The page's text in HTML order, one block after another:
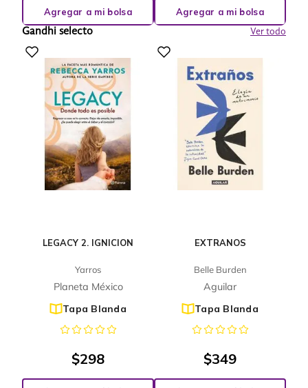
Agregar a mi bolsa
Agregar a mi bolsa
Gandhi selecto
Ver todo
LEGACY 2. IGNICION
Yarros
Planeta México
Tapa Blanda
$298
EXTRANOS
Belle Burden
Aguilar
Tapa Blanda
$349